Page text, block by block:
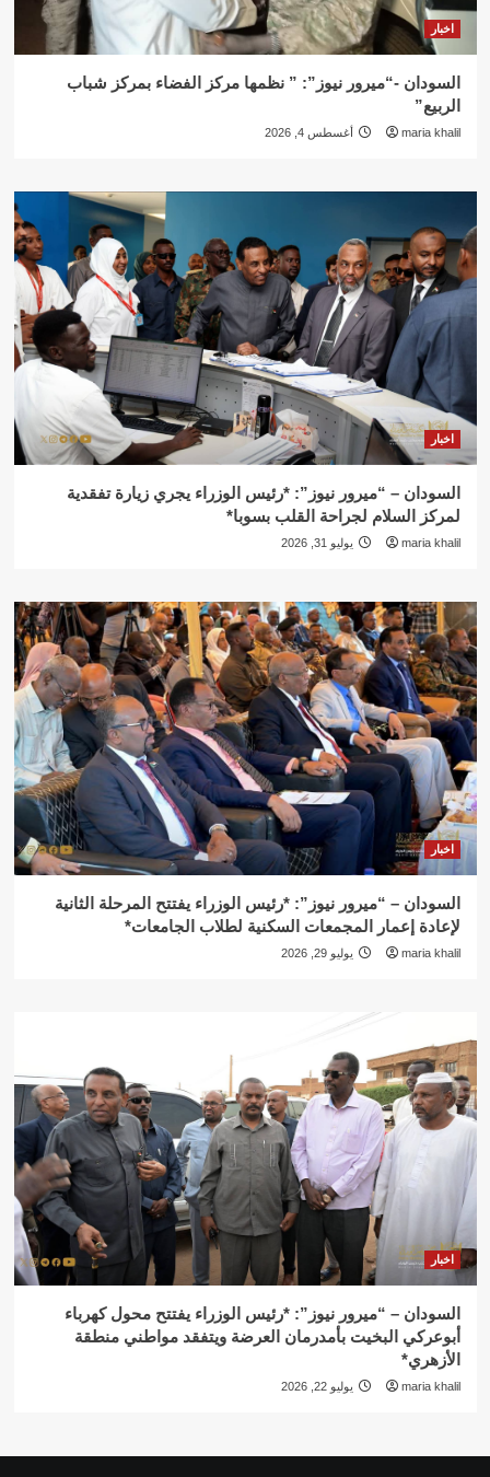
اخبار
السودان -“ميرور نيوز”: ” نظمها مركز الفضاء بمركز شباب
الربيع”
maria khalil أغسطس 4, 2026
اخبار
السودان – “ميرور نيوز”: *رئيس الوزراء يجري زيارة تفقدية
لمركز السلام لجراحة القلب بسوبا*
maria khalil يوليو 31, 2026
اخبار
السودان – “ميرور نيوز”: *رئيس الوزراء يفتتح المرحلة الثانية
لإعادة إعمار المجمعات السكنية لطلاب الجامعات*
maria khalil يوليو 29, 2026
اخبار
السودان – “ميرور نيوز”: *رئيس الوزراء يفتتح محول كهرباء
أبوعركي البخيت بأمدرمان العرضة ويتفقد مواطني منطقة
الأزهري*
maria khalil يوليو 22, 2026